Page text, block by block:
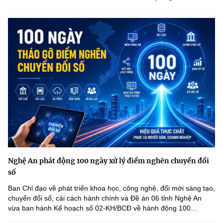
Nghệ An phát động 100 ngày xử lý điểm nghẽn chuyển đổi
số
Ban Chỉ đạo về phát triển khoa học, công nghệ, đổi mới sáng tạo,
chuyển đổi số, cải cách hành chính và Đề án 06 tỉnh Nghệ An
vừa ban hành Kế hoạch số 02-KH/BCĐ về hành động 100...